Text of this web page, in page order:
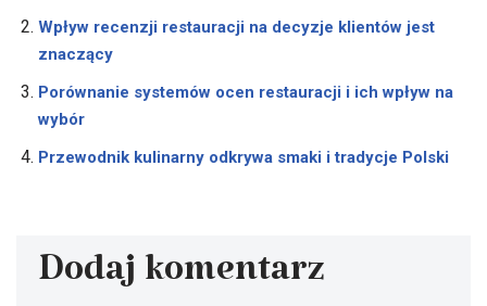
Wpływ recenzji restauracji na decyzje klientów jest
znaczący
Porównanie systemów ocen restauracji i ich wpływ na
wybór
Przewodnik kulinarny odkrywa smaki i tradycje Polski
Dodaj komentarz